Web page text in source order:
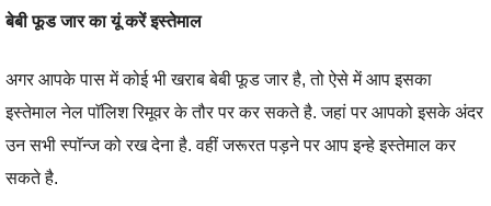
बेबी फूड जार का यूं करें इस्तेमाल
अगर आपके पास में कोई भी खराब बेबी फूड जार है, तो ऐसे में आप इसका
इस्तेमाल नेल पाॅलिश रिमूवर के तौर पर कर सकते है. जहां पर आपको इसके अंदर
उन सभी स्पाॅन्ज को रख देना है. वहीं जरूरत पड़ने पर आप इन्हे इस्तेमाल कर
सकते है.